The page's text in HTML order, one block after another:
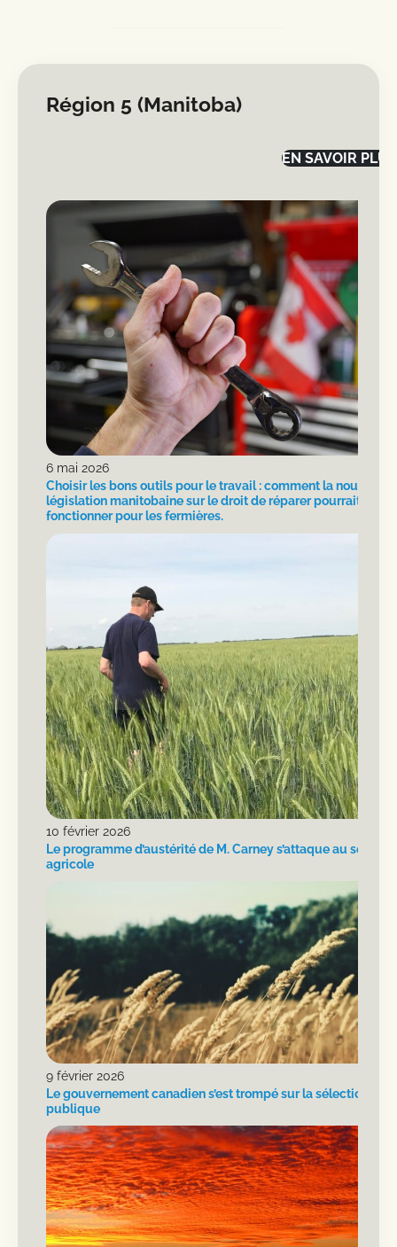
Région 5 (Manitoba)
EN SAVOIR PLUS
6 mai 2026
Choisir les bons outils pour le travail : comment la nouvelle
législation manitobaine sur le droit de réparer pourrait
fonctionner pour les fermières.
10 février 2026
Le programme d’austérité de M. Carney s’attaque au secteur
agricole
9 février 2026
Le gouvernement canadien s’est trompé sur la sélection
publique